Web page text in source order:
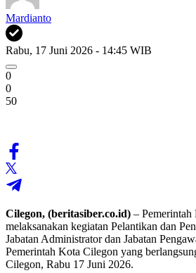
Mardianto
Rabu, 17 Juni 2026 - 14:45 WIB
0
0
50
Cilegon, (beritasiber.co.id) –
melaksanakan kegiatan Pelantikan dan
Jabatan Administrator dan Jabatan
Pemerintah Kota Cilegon yang
Cilegon, Rabu 17 Juni 2026.